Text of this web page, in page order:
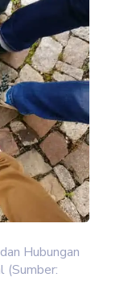
Hubungan
(Sumber: